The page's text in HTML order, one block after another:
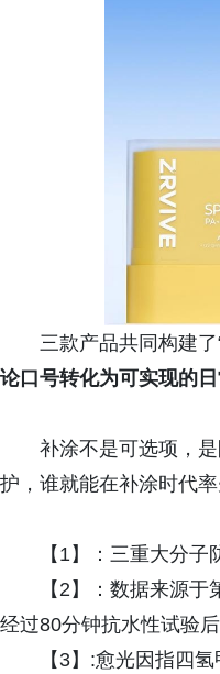
三款产品共同构建
论口号转化为可实现的
补涂不是可选项，
护，谁就能在补涂时代率
【1】：三重大分
【2】：数据来源
经过80分钟抗水性试验
【3】:愈光因指四氢